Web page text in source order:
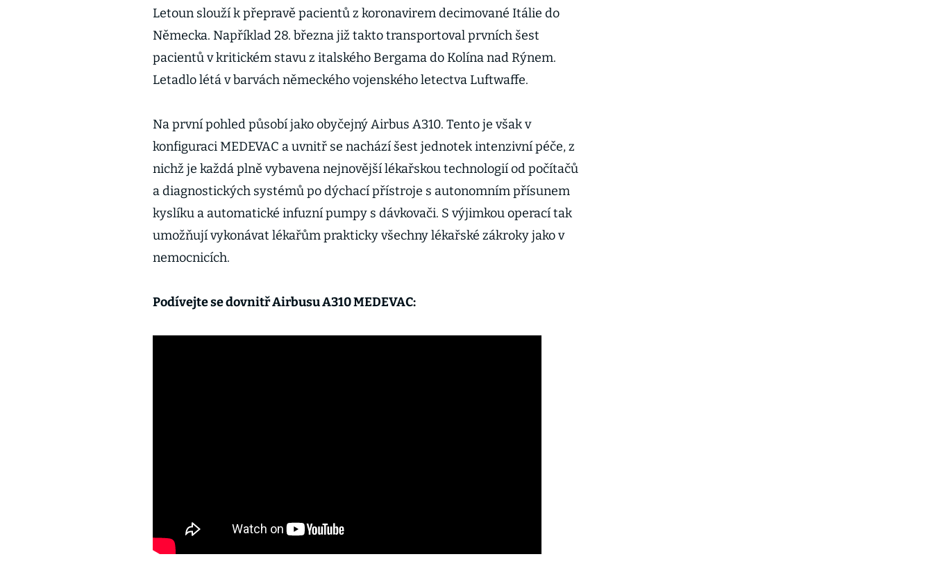
Letoun slouží k přepravě pacientů z koronavirem decimované Itálie do
Německa. Například 28. března již takto transportoval prvních šest
pacientů v kritickém stavu z italského Bergama do Kolína nad Rýnem.
Letadlo létá v barvách německého vojenského letectva Luftwaffe.
Na první pohled působí jako obyčejný Airbus A310. Tento je však v
konfiguraci MEDEVAC a uvnitř se nachází šest jednotek intenzivní péče, z
nichž je každá plně vybavena nejnovější lékařskou technologií od počítačů
a diagnostických systémů po dýchací přístroje s autonomním přísunem
kyslíku a automatické infuzní pumpy s dávkovači. S výjimkou operací tak
umožňují vykonávat lékařům prakticky všechny lékařské zákroky jako v
nemocnicích.
Podívejte se dovnitř Airbusu A310 MEDEVAC: